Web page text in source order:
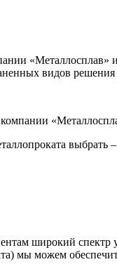
«Металлосплав»
видов
широкий спектр
мы можем